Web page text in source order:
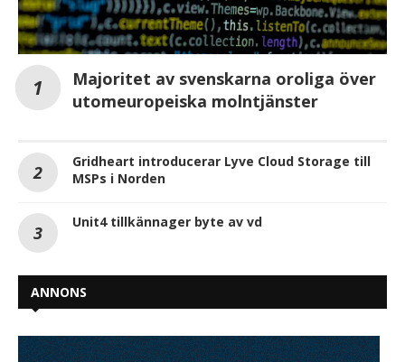
Majoritet av svenskarna oroliga över
utomeuropeiska molntjänster
Gridheart introducerar Lyve Cloud Storage till
MSPs i Norden
Unit4 tillkännager byte av vd
ANNONS